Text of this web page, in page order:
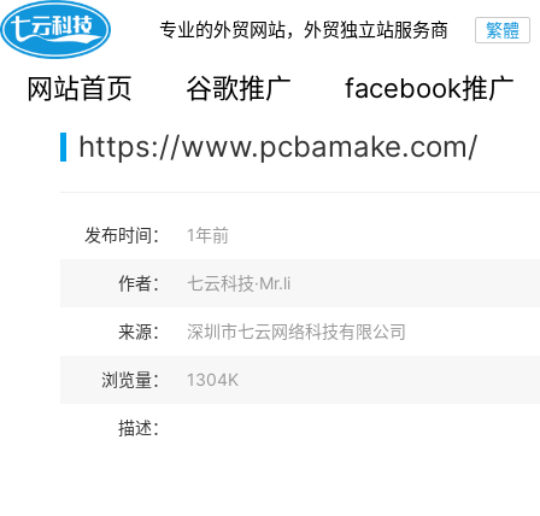
专业的外贸网站，外贸独立站服务商
网站首页 谷歌推广 facebook推广
您的当前位置： 网站首页>案例展示>B2B外贸独立站
https://www.pcbamake.com/
发布时间： 1年前
作者： 七云科技·Mr.li
来源： 深圳市七云网络科技有限公司
浏览量： 1304K
描述：